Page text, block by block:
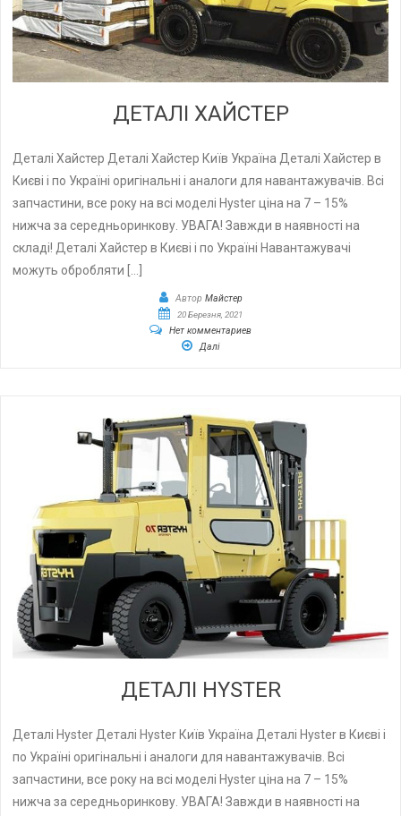
ДЕТАЛІ ХАЙСТЕР
Деталі Хайстер Деталі Хайстер Київ Україна Деталі Хайстер в
Києві і по Україні оригінальні і аналоги для навантажувачів. Всі
запчастини, все року на всі моделі Hyster ціна на 7 – 15%
нижча за середньоринкову. УВАГА! Завжди в наявності на
складі! Деталі Хайстер в Києві і по Україні Навантажувачі
можуть обробляти […]
Автор Майстер
20 Березня, 2021
Нет комментариев
Далі
ДЕТАЛІ HYSTER
Деталі Hyster Деталі Hyster Київ Україна Деталі Hyster в Києві і
по Україні оригінальні і аналоги для навантажувачів. Всі
запчастини, все року на всі моделі Hyster ціна на 7 – 15%
нижча за середньоринкову. УВАГА! Завжди в наявності на